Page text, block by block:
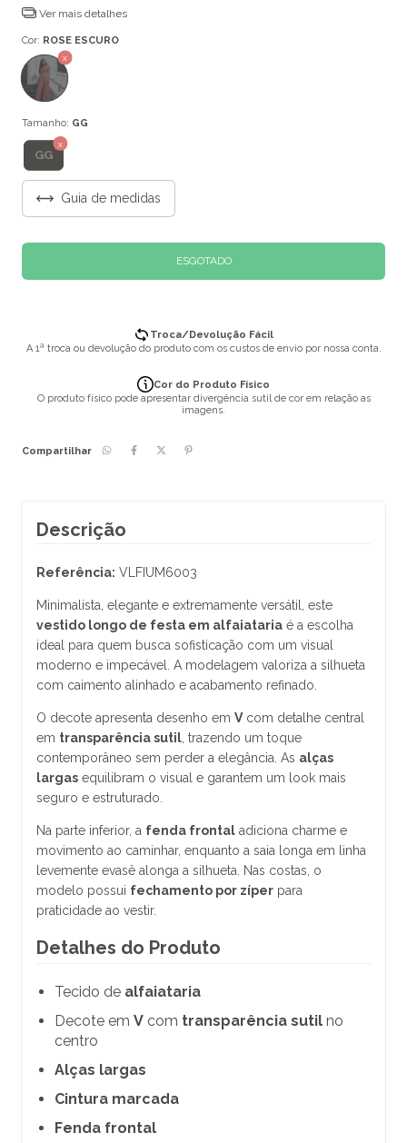
Ver mais detalhes
Cor: ROSE ESCURO
Tamanho: GG
GG
Guia de medidas
Troca/Devolução Fácil
A 1ª troca ou devolução do produto com os custos de envio por nossa conta.
Cor do Produto Físico
O produto físico pode apresentar divergência sutil de cor em relação as
imagens.
Compartilhar
Descrição
Referência: VLFIUM6003
Minimalista, elegante e extremamente versátil, este
vestido longo de festa em alfaiataria é a escolha
ideal para quem busca sofisticação com um visual
moderno e impecável. A modelagem valoriza a silhueta
com caimento alinhado e acabamento refinado.
O decote apresenta desenho em Vcom detalhe central
em transparência sutil , trazendo um toque
contemporâneo sem perder a elegância. As alças
largas equilibram o visual e garantem um look mais
seguro e estruturado.
Na parte inferior, a fenda frontal adiciona charme e
movimento ao caminhar, enquanto a saia longa em linha
levemente evasê alonga a silhueta. Nas costas, o
modelo possui fechamento por zíper para
praticidade ao vestir.
Detalhes do Produto
Tecido de alfaiataria
Decote em V com transparência sutil no
centro
Alças largas
Cintura marcada
Fenda frontal